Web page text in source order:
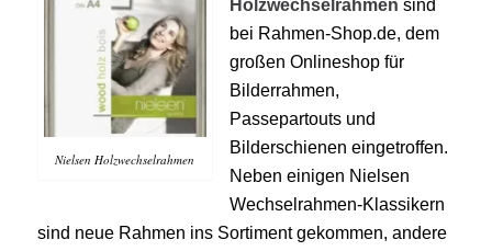
Nielsen Holzwechselrahmen
Holzwechselrahmen sind
bei Rahmen-Shop.de, dem
großen Onlineshop für
Bilderrahmen,
Passepartouts und
Bilderschienen eingetroffen.
Neben einigen Nielsen
Wechselrahmen-Klassikern
sind neue Rahmen ins Sortiment gekommen, andere